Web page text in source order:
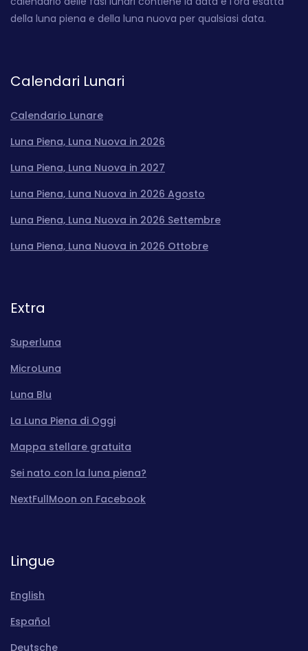
della luna piena e della luna nuova per qualsiasi data.
Calendari Lunari
Calendario Lunare
Luna Piena, Luna Nuova in 2026
Luna Piena, Luna Nuova in 2027
Luna Piena, Luna Nuova in 2026 Agosto
Luna Piena, Luna Nuova in 2026 Settembre
Luna Piena, Luna Nuova in 2026 Ottobre
Extra
Superluna
MicroLuna
Luna Blu
La Luna Piena di Oggi
Mappa stellare gratuita
Sei nato con la luna piena?
NextFullMoon on Facebook
Lingue
English
Español
Deutsche